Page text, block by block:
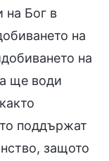
на Бог в
на
на
ще води
поддържат
защото